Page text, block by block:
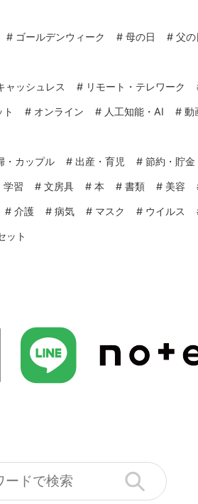
# ゴールデンウィーク # 母の日 # 父の
ャッシュレス # リモート・テレワーク
# オンライン # 人工知能・AI # 動
・カップル # 出産・育児 # 節約・貯金
学習 # 文房具 # 本 # 書類 # 美容
# 介護 # 病気 # マスク # ウイルス
ット